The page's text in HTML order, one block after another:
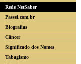
Rede NetSaber
Passei.com.br
Biografias
Câncer
Significado dos Nomes
Tabagismo